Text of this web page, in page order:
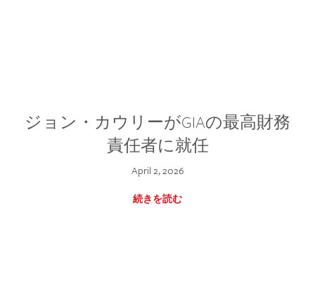
ジョン・カウリーがGIAの最高財務
責任者に就任
April 2, 2026
続きを読む